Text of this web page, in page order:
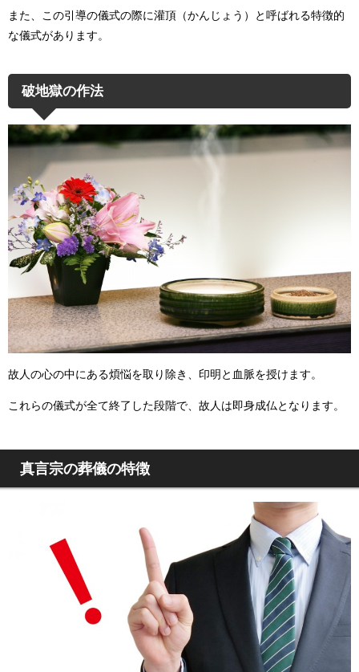
また、この引導の儀式の際に灌頂（かんじょう）と呼ばれる特徴的
な儀式があります。
破地獄の作法
故人の心の中にある煩悩を取り除き、印明と血脈を授けます。
これらの儀式が全て終了した段階で、故人は即身成仏となります。
真言宗の葬儀の特徴